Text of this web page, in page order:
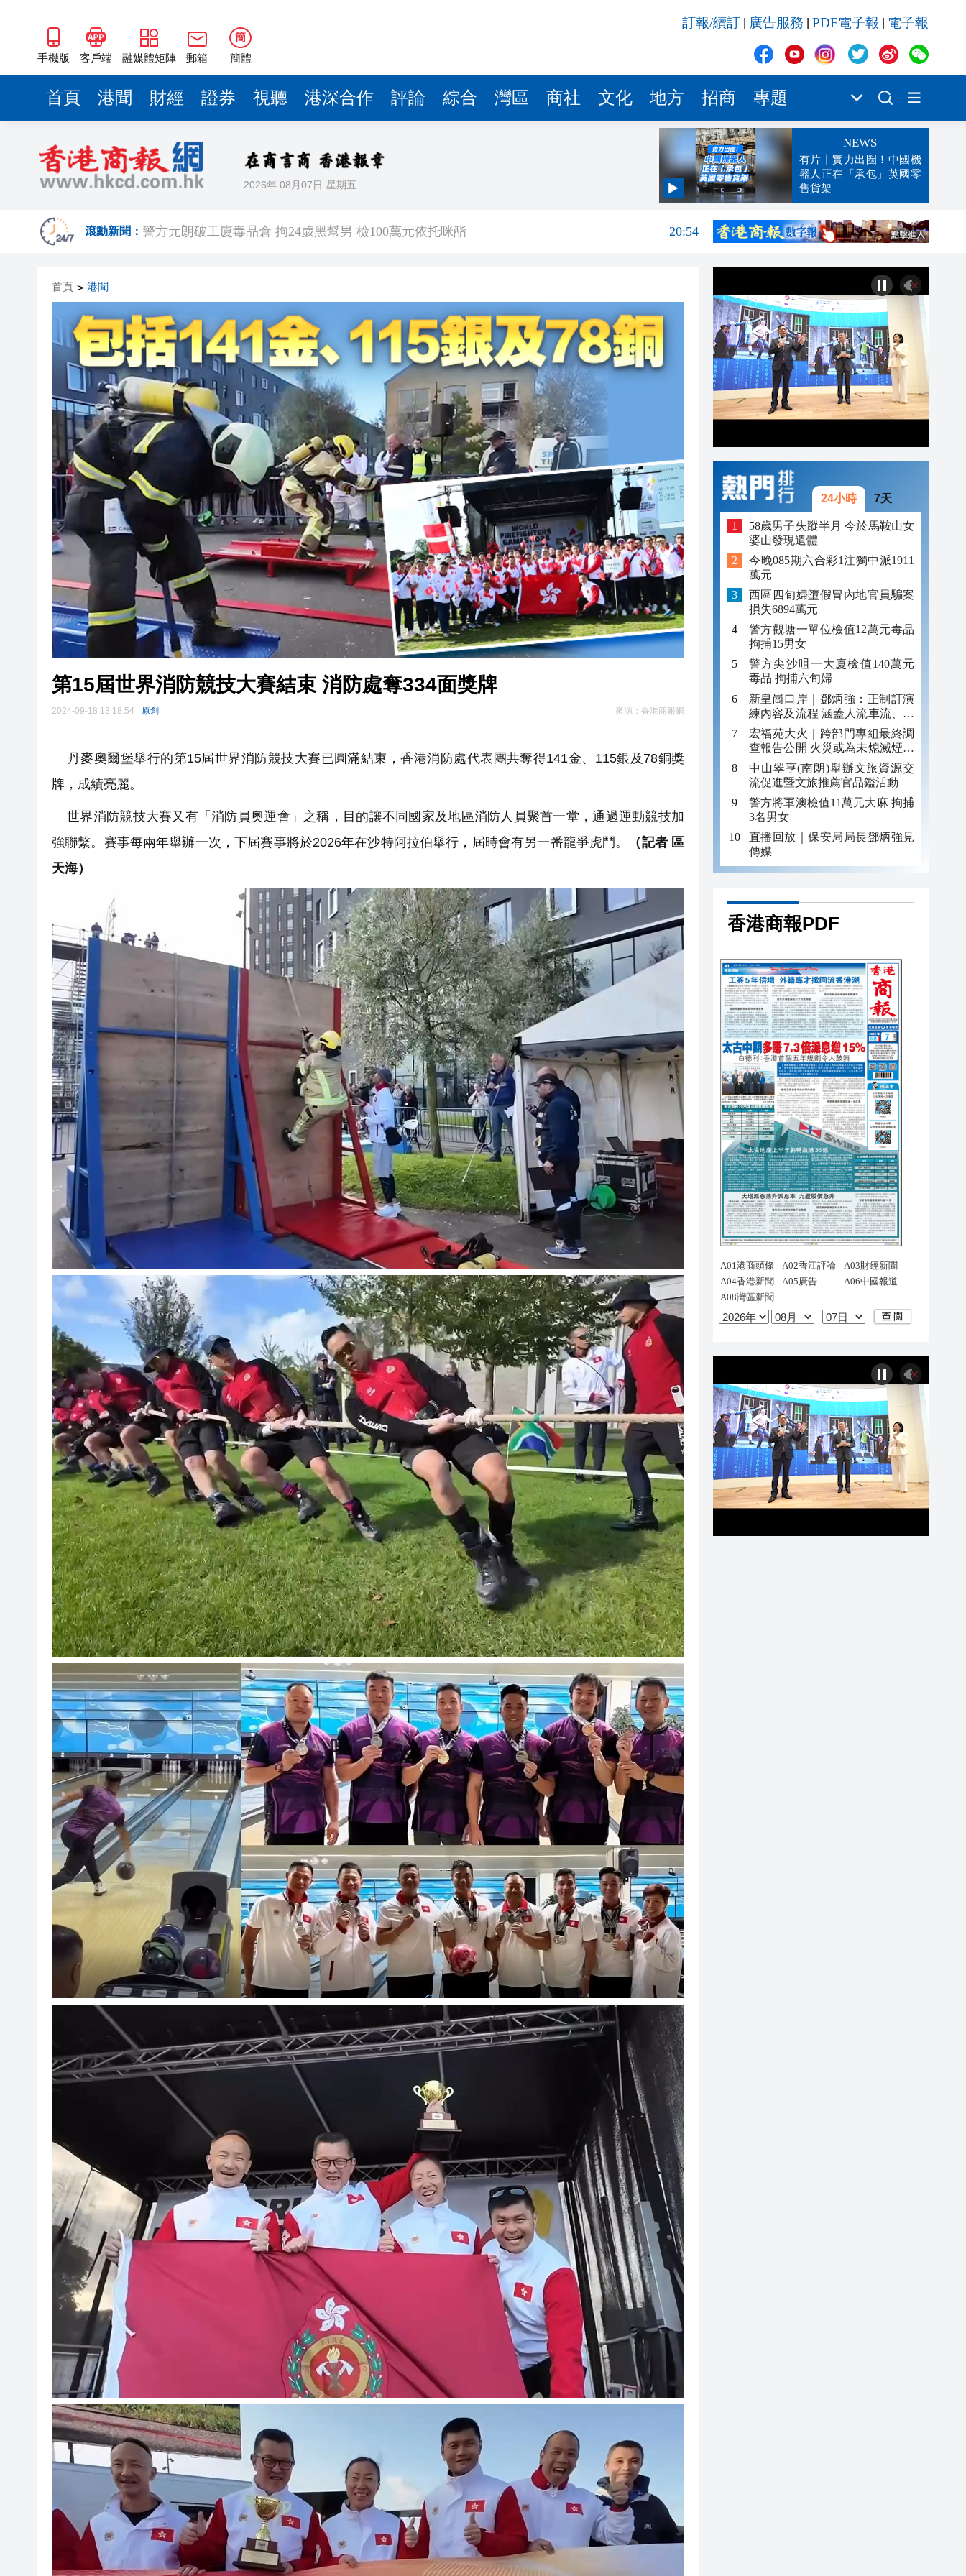
手機版 客戶端 融媒體矩陣 郵箱
簡
簡體
訂報/續訂 廣告服務 PDF電子報 電子報
首頁 港聞 財經 證券 視聽 港深合作 評論 綜合 灣區 商社 文化 地方 招商 專題
2026年 08月07日 星期五
NEWS
有片丨實力出圈！中國機
器人正在「承包」英國零
售貨架
滾動新聞：
21:01
警方元朗破工廈毒品倉 拘24歲黑幫男 檢100萬元依托咪酯
20:54
無人駕駛駛入嶺南水鄉 19國青年點讚南沙加速度
港產AI餐飲服務系統 機場首度登場
港區人大代表團考察安徽蕪湖 聚焦產業升級、智能製造與文旅融合
從批評鮑威爾到頻繁致電沃什 特朗普對美聯儲影響力再受關注
首頁 > 港聞
第15屆世界消防競技大賽結束 消防處奪334面獎牌
2024-09-18 13:18:54 原創 來源： 香港商報網
丹麥奧爾堡舉行的第15屆世界消防競技大賽已圓滿結束，香港消防處代表團共奪得141金、115銀及78銅獎
牌，成績亮麗。
世界消防競技大賽又有「消防員奧運會」之稱，目的讓不同國家及地區消防人員聚首一堂，通過運動競技加
強聯繫。賽事每兩年舉辦一次，下屆賽事將於2026年在沙特阿拉伯舉行，屆時會有另一番龍爭虎鬥。
（記者 區
天海）
24小時 7天
58歲男子失蹤半月 今於馬鞍山女
婆山發現遺體
今晚085期六合彩1注獨中派1911
萬元
西區四旬婦墮假冒內地官員騙案
損失6894萬元
警方觀塘一單位檢值12萬元毒品
拘捕15男女
警方尖沙咀一大廈檢值140萬元
毒品 拘捕六旬婦
新皇崗口岸｜鄧炳強：正制訂演
練內容及流程 涵蓋人流車流、緊
急應變等
宏福苑大火｜跨部門專組最終調
查報告公開 火災或為未熄滅煙頭
引發
中山翠亨(南朗)舉辦文旅資源交
流促進暨文旅推薦官品鑑活動
警方將軍澳檢值11萬元大麻 拘捕
3名男女
直播回放｜保安局局長鄧炳強見
傳媒
香港商報PDF